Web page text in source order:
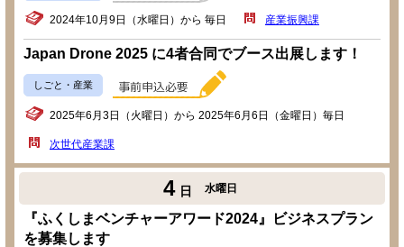
2024年10月9日（水曜日）から 毎日 産業振興課
Japan Drone 2025 に4者合同でブース出展します！
しごと・産業
2025年6月3日（火曜日）から 2025年6月6日（金曜日）毎日
次世代産業課
4 日 水曜日
『ふくしまベンチャーアワード2024』ビジネスプラン
を募集します